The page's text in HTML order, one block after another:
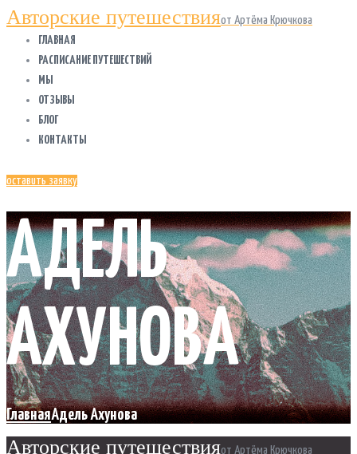
Авторские путешествияот Артёма Крючкова
ГЛАВНАЯ
РАСПИСАНИЕ ПУТЕШЕСТВИЙ
МЫ
ОТЗЫВЫ
БЛОГ
КОНТАКТЫ
оставить заявку
АДЕЛЬ
АХУНОВА
ГлавнаяАдель Ахунова
Авторские путешествияот Артёма Крючкова